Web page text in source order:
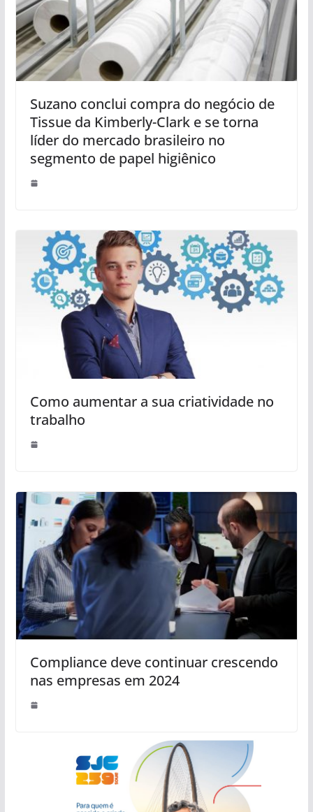
Suzano conclui compra do negócio de
Tissue da Kimberly-Clark e se torna
líder do mercado brasileiro no
segmento de papel higiênico
Como aumentar a sua criatividade no
trabalho
Compliance deve continuar crescendo
nas empresas em 2024